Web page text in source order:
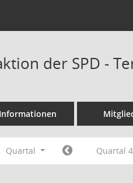
der SPD -
Informationen
Quartal Quartal 4